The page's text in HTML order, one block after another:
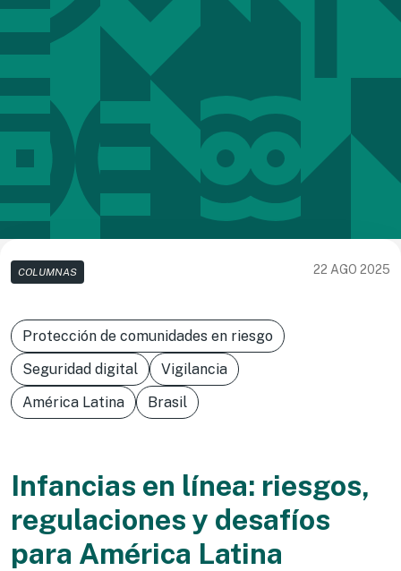
COLUMNAS 22 AGO 2025
Protección de comunidades en riesgo
Seguridad digital
Vigilancia
América Latina
Brasil
Infancias en línea: riesgos,
regulaciones y desafíos
para América Latina